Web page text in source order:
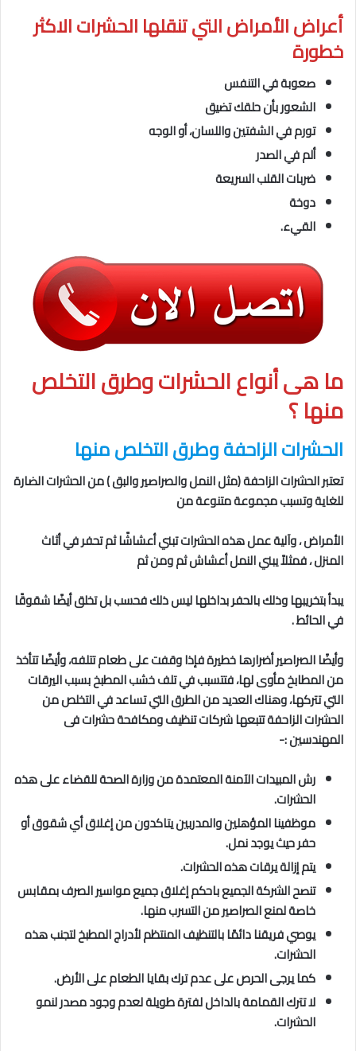
أعراض الأمراض التي تنقلها الحشراتالاكثر
خطورة
صعوبة في التنفس
الشعور بأن حلقك تضيق
تورم في الشفتين واللسان، أو الوجه
ألم في الصدر
ضربات القلب السريعة
دوخة
القيء.
ما هىأنواع الحشرات وطرق التخلص
منها؟
الحشرات الزاحفةوطرق التخلص منها
تعتبر الحشرات الزاحفة (مثل النمل والصراصير والبق ) من الحشرات الضارة
للغاية وتسبب مجموعة متنوعة من
الأمراض ، وآلية عمل هذه الحشرات تبني أعشاشًا ثم تحفر في أثاث
المنزل ، فمثلاً يبني النمل أعشاش ثم ومن ثم
يبدأ بتخريبها وذلك بالحفر بداخلها ليس ذلك فحسب بل تخلق أيضًا شقوقًا
في الحائط .
وأيضًا الصراصير أضرارها خطيرة فإذا وقفت على طعام تتلفه، وأيضًا تتأخذ
من المطابخ مأوى لها، فتتسبب في تلف خشب المطبخ بسبب اليرقات
التي تتركها، وهناك العديد من الطرق التي تساعد في التخلص من
الحشرات الزاحفة تتبعها شركات تنظيف ومكافحة حشرات فى
المهندسين:-
رش المبيدات الآمنة المعتمدة من وزارة الصحة للقضاء على هذه
الحشرات.
موظفينا المؤهلين والمدربين يتاكدون من إغلاق أي شقوق أو
حفر حيث يوجد نمل.
يتم إزالة يرقات هذه الحشرات.
تنصح الشركة الجميع باحكم إغلاق جميع مواسير الصرف بمقابس
خاصة لمنع الصراصير من التسرب منها.
يوصي فريقنا دائمًا بالتنظيف المنتظم لأدراج المطبخ لتجنب هذه
الحشرات.
كما يرجى الحرص على عدم ترك بقايا الطعام على الأرض.
لا تترك القمامة بالداخل لفترة طويلة لعدم وجود مصدر لنمو
الحشرات.